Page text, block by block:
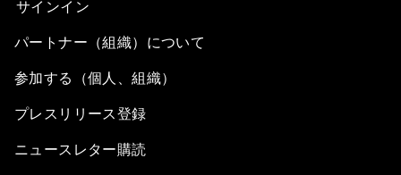
サインイン
パートナー（組織）について
参加する（個人、組織）
プレスリリース登録
ニュースレター購読